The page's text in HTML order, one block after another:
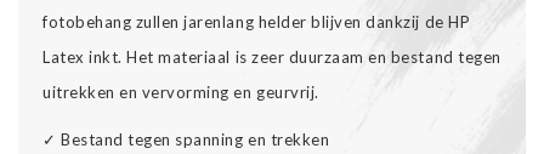
fotobehang zullen jarenlang helder blijven dankzij de HP
Latex inkt. Het materiaal is zeer duurzaam en bestand tegen
uitrekken en vervorming en geurvrij.
✓ Bestand tegen spanning en trekken